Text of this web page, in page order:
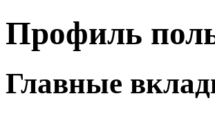
Профиль
Главные